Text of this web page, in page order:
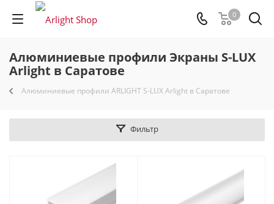
0
Алюминиевые профили Экраны S-LUX
Arlight в Саратове
Алюминиевые профили ARLIGHT S-LUX Arlight в Саратове
Фильтр